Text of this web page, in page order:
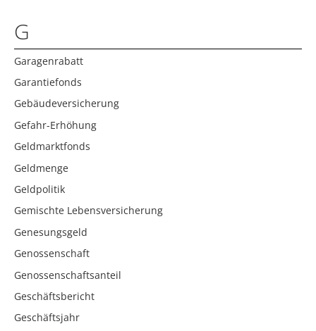
G
Garagenrabatt
Garantiefonds
Gebäudeversicherung
Gefahr-Erhöhung
Geldmarktfonds
Geldmenge
Geldpolitik
Gemischte Lebensversicherung
Genesungsgeld
Genossenschaft
Genossenschaftsanteil
Geschäftsbericht
Geschäftsjahr